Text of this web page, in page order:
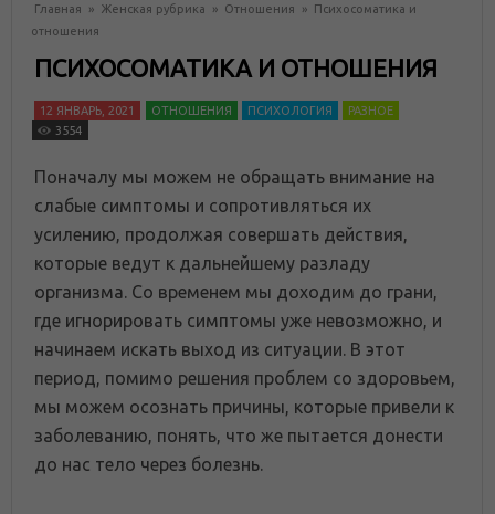
Главная » Женская рубрика » Отношения » Психосоматика и
отношения
ПСИХОСОМАТИКА И ОТНОШЕНИЯ
12 ЯНВАРЬ, 2021 ОТНОШЕНИЯ ПСИХОЛОГИЯ
РАЗНОЕ
3554
Поначалу мы можем не обращать внимание на
слабые симптомы и сопротивляться их
усилению, продолжая совершать действия,
которые ведут к дальнейшему разладу
организма. Cо временем мы доходим до грани,
где игнорировать симптомы уже невозможно, и
начинаем искать выход из ситуации. В этот
период, помимо решения проблем со здоровьем,
мы можем осознать причины, которые привели к
заболеванию, понять, что же пытается донести
до нас тело через болезнь.